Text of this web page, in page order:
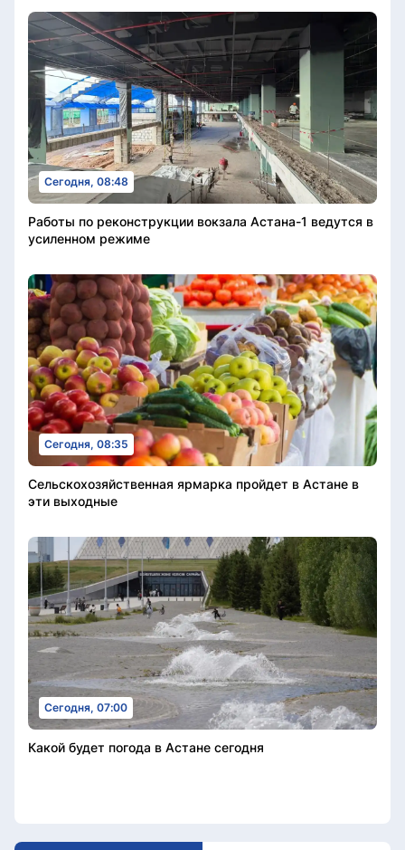
Сегодня, 08:48
Работы по реконструкции вокзала Астана-1 ведутся в
усиленном режиме
Сегодня, 08:35
Сельскохозяйственная ярмарка пройдет в Астане в
эти выходные
Сегодня, 07:00
Какой будет погода в Астане сегодня